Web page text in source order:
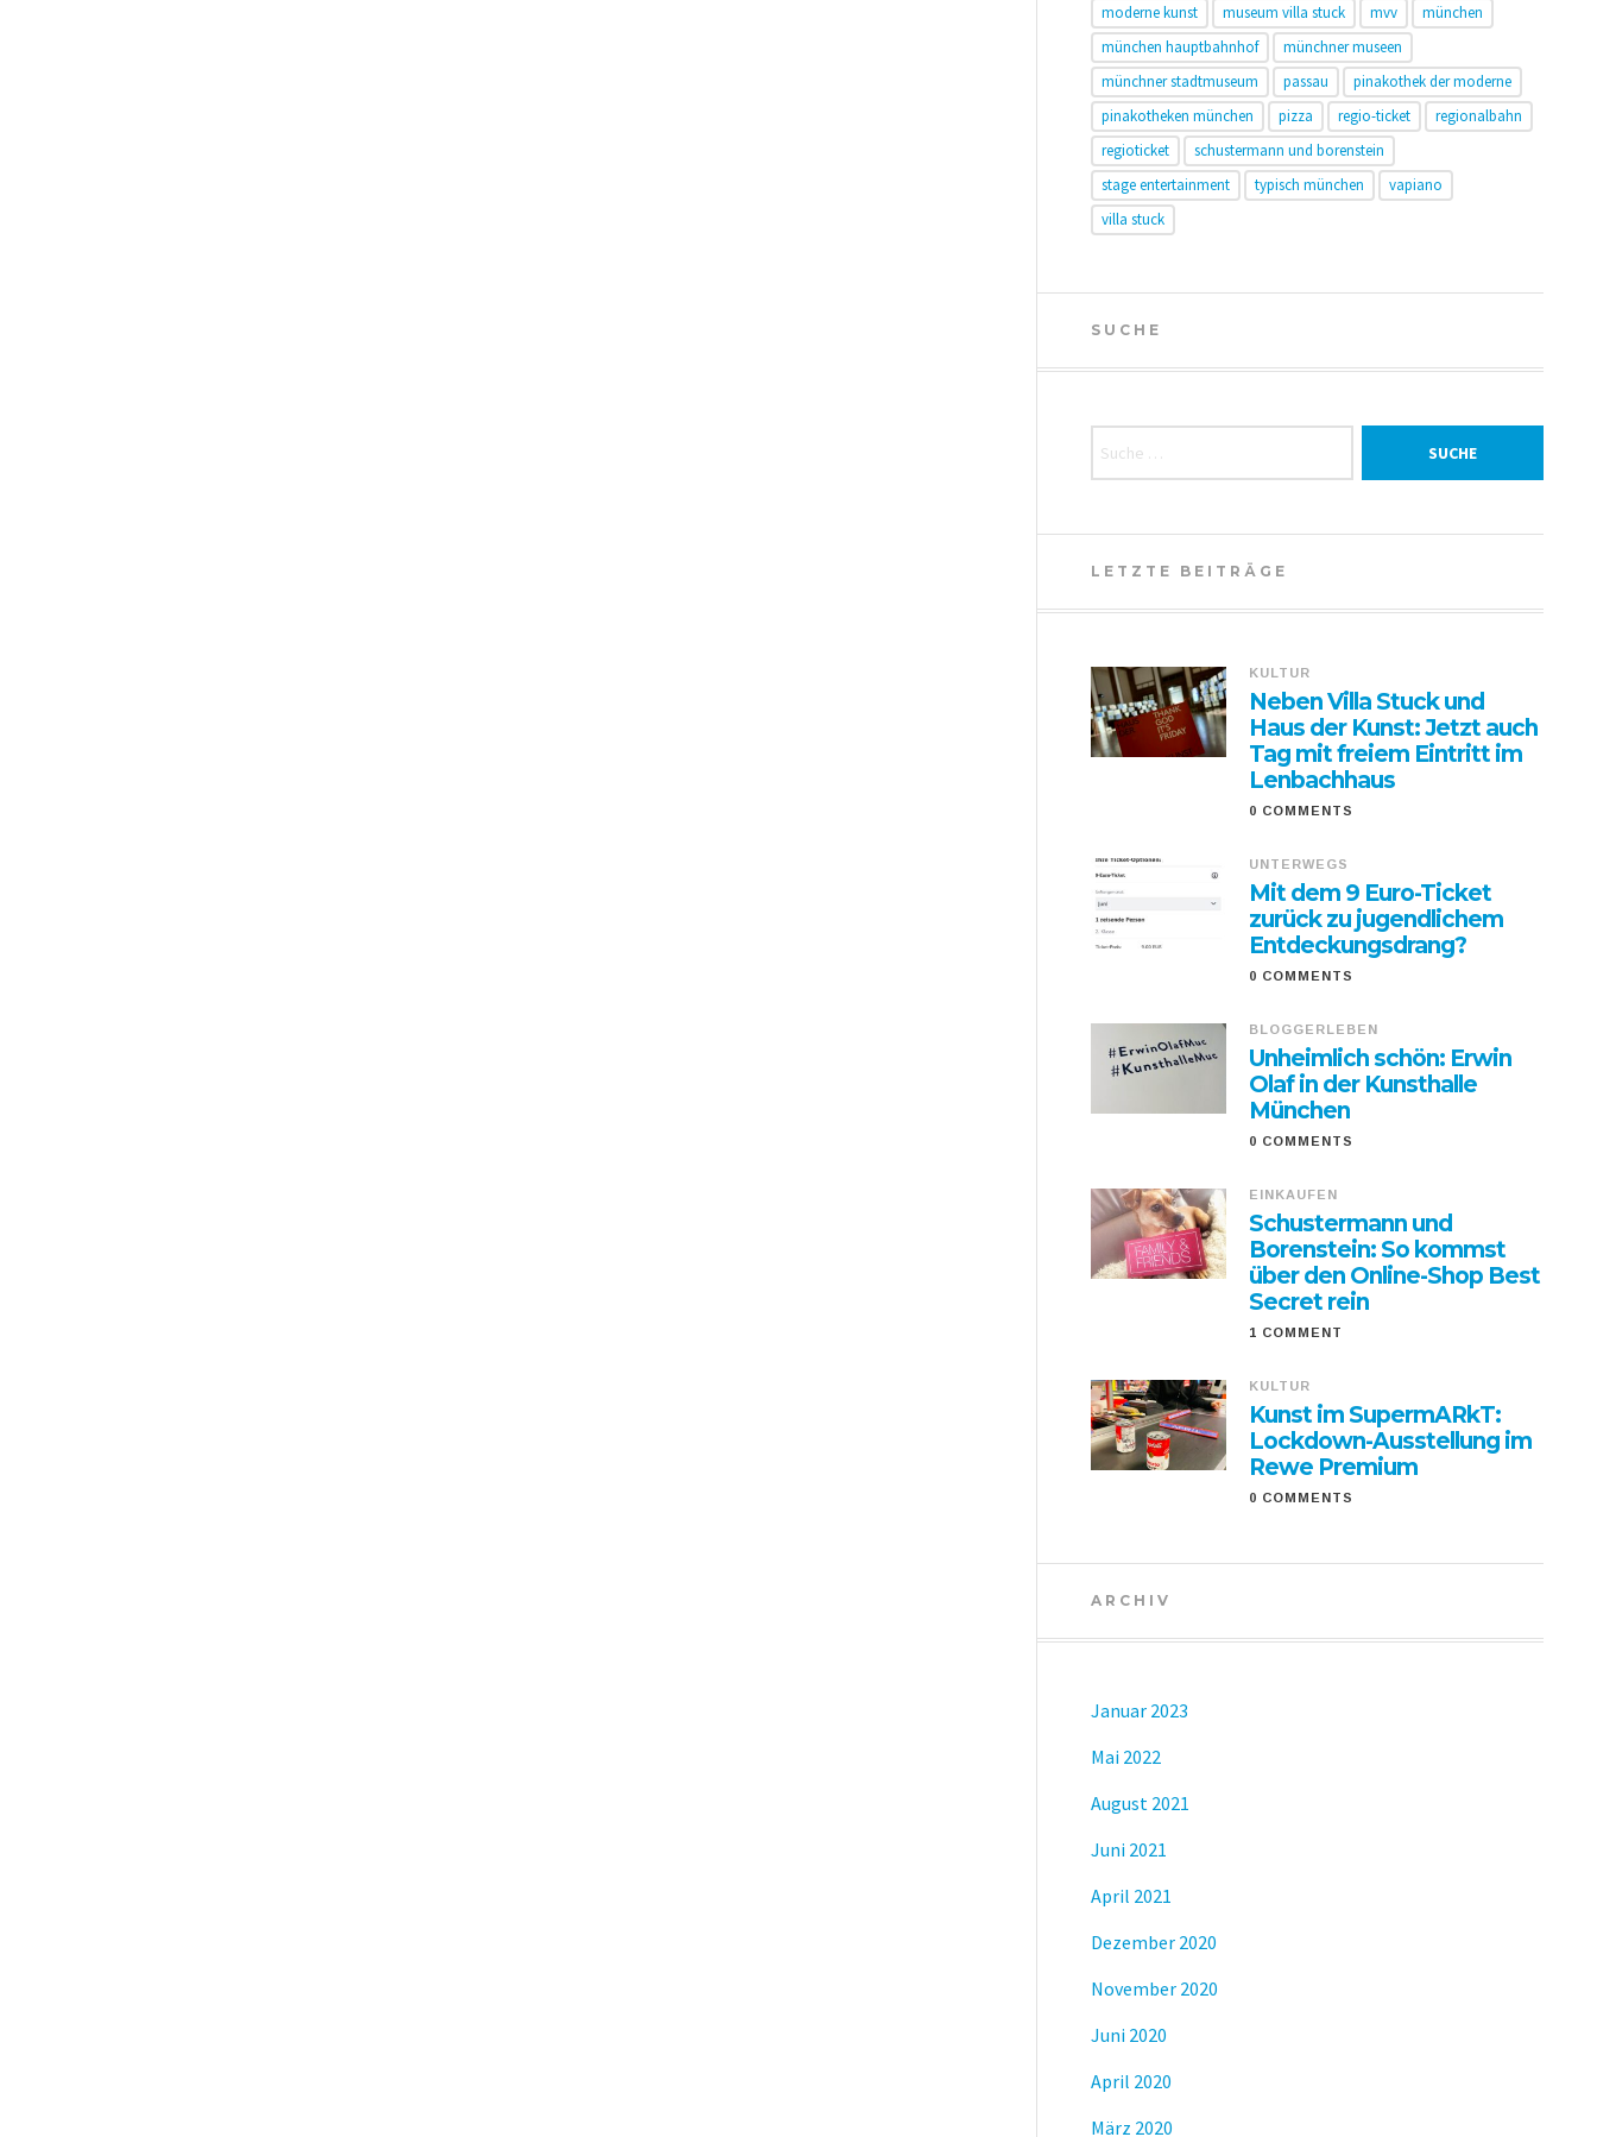
moderne kunst
museum villa stuck mvv
münchen
münchen hauptbahnhof
münchner museen
münchner stadtmuseum
passau
pinakothek der moderne
pinakotheken münchen
pizza regio-ticket
regionalbahn
regioticket
schustermann und borenstein
stage entertainment
typisch münchen
vapiano
villa stuck
SUCHE
LETZTE BEITRÄGE
KULTUR
Neben Villa Stuck und
Haus der Kunst: Jetzt auch
Tag mit freiem Eintritt im
Lenbachhaus
0 COMMENTS
UNTERWEGS
Mit dem 9 Euro-Ticket
zurück zu jugendlichem
Entdeckungsdrang?
0 COMMENTS
BLOGGERLEBEN
Unheimlich schön: Erwin
Olaf in der Kunsthalle
München
0 COMMENTS
EINKAUFEN
Schustermann und
Borenstein: So kommst
über den Online-Shop Best
Secret rein
1 COMMENT
KULTUR
Kunst im SupermARkT:
Lockdown-Ausstellung im
Rewe Premium
0 COMMENTS
ARCHIV
Januar 2023
Mai 2022
August 2021
Juni 2021
April 2021
Dezember 2020
November 2020
Juni 2020
April 2020
März 2020